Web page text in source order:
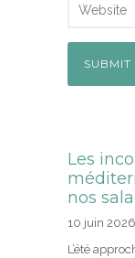
Les
nos
10 juin 2026
L’été